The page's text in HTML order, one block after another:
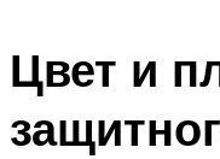
Цвет и